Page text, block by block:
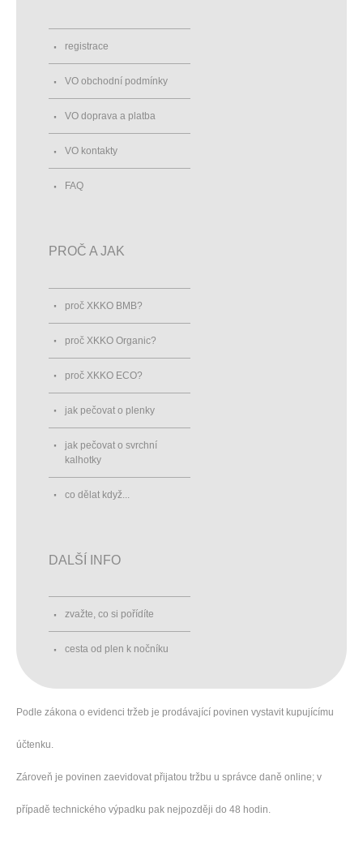
registrace
VO obchodní podmínky
VO doprava a platba
VO kontakty
FAQ
PROČ A JAK
proč XKKO BMB?
proč XKKO Organic?
proč XKKO ECO?
jak pečovat o plenky
jak pečovat o svrchní
kalhotky
co dělat když...
DALŠÍ INFO
zvažte, co si pořídíte
cesta od plen k nočníku
Podle zákona o evidenci tržeb je prodávající povinen vystavit kupujícímu
účtenku.
Zároveň je povinen zaevidovat přijatou tržbu u správce daně online; v
případě technického výpadku pak nejpozději do 48 hodin.